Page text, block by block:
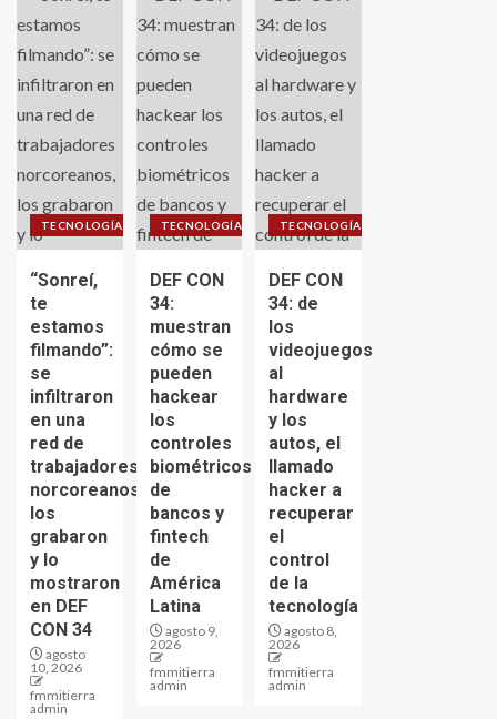
TECNOLOGÍA
“Sonreí,
te
estamos
filmando”:
se
infiltraron
en una
red de
trabajadores
norcoreanos,
los
grabaron
y lo
mostraron
en DEF
CON 34
agosto
10, 2026
fmmitierra
admin
TECNOLOGÍA
DEF CON
34:
muestran
cómo se
pueden
hackear
los
controles
biométricos
de
bancos y
fintech
de
América
Latina
agosto 9,
2026
fmmitierra
admin
TECNOLOGÍA
DEF CON
34: de
los
videojuegos
al
hardware
y los
autos, el
llamado
hacker a
recuperar
el
control
de la
tecnología
agosto 8,
2026
fmmitierra
admin